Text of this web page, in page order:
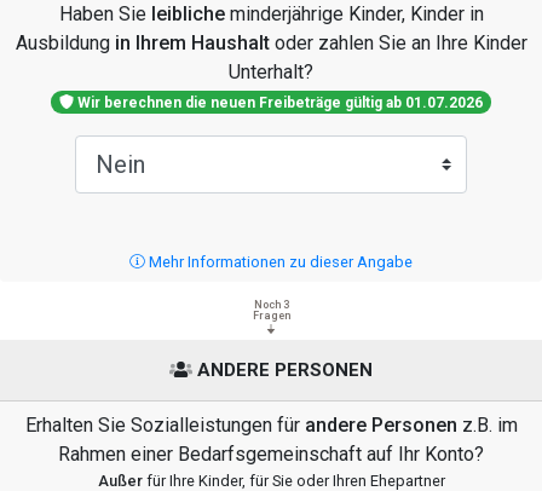
Haben Sie leiblicheminderjährige Kinder, Kinder in
Ausbildung in Ihrem Haushaltoder zahlen Sie an Ihre Kinder
Unterhalt?
Wir berechnen die neuen Freibeträge gültig ab 01.07.2026
Mehr Informationen zu dieser Angabe
Noch 3
Fragen
ANDERE PERSONEN
Erhalten Sie Sozialleistungen für andere Personen z.B. im
Rahmen einer Bedarfsgemeinschaft auf Ihr Konto?
Außerfür Ihre Kinder, für Sie oder Ihren Ehepartner